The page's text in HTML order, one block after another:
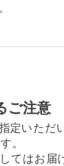
ご注意
定いただ
。
てはお届